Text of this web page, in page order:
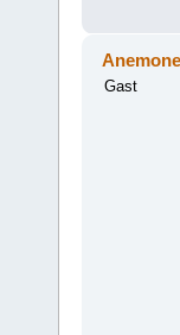
Anemone
Gast